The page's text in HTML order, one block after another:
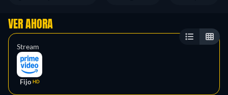
VER AHORA
Stream
Fijo HD